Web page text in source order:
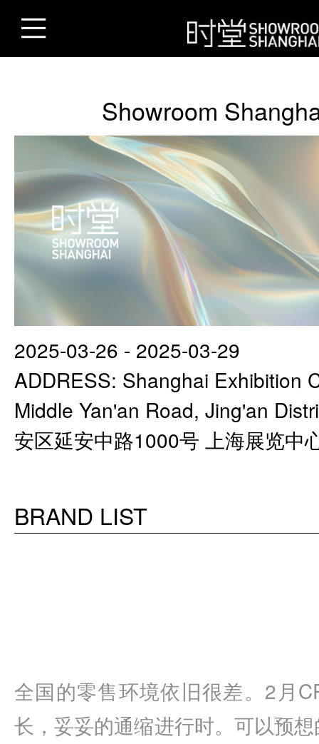
Showroom
2025-03-26 - 2025-03-29
ADDRESS: Shanghai Exhibition
Middle Yan'an Road, Jing'an
安区延安中路1000号 上海展览中
BRAND LIST
全国的零售环境依旧很差。 2 月
长，妥妥的通缩进行时。可以预